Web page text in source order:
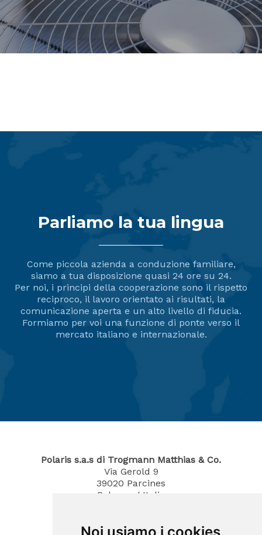
Parliamo la tua lingua
Come piccola azienda a conduzione familiare,
siamo a tua disposizione quasi 24 ore su 24.
Per noi, i principi della cooperazione sono il rispetto
reciproco, il lavoro orientato ai risultati, la
comunicazione aperta e un alto livello di fiducia.
Formiamo per voi una funzione di ponte verso il
mercato italiano e internazionale.
Polaris s.a.s di Trogmann Matthias & Co.
Via Gerold 9
39020 Parcines
Bolzano / Italia
E-Mail: info@polaris-gastrotec.com